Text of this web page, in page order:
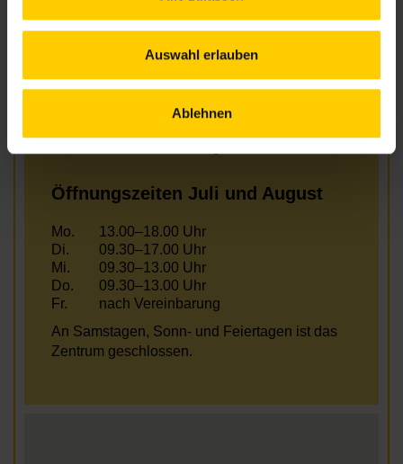
Auswahl erlauben
Ablehnen
Öffnungszeiten Juni
Di.
09.30–17.00 Uhr
13.00–18.00 Uhr
Öffnungszeiten Juli und August
Mo.
13.00–18.00 Uhr
Di.
09.30–17.00 Uhr
Mi.
09.30–13.00 Uhr
Do.
09.30–13.00 Uhr
Fr.
nach Vereinbarung
An Samstagen, Sonn- und Feiertagen ist das
Zentrum geschlossen.